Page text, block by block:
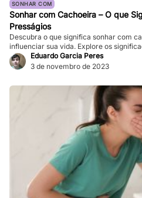
SONHAR COM
Sonhar com Cachoeira – O que
Presságios
Descubra o que significa sonhar com
influenciar sua vida. Explore os
Eduardo Garcia Peres
3 de novembro de 2023